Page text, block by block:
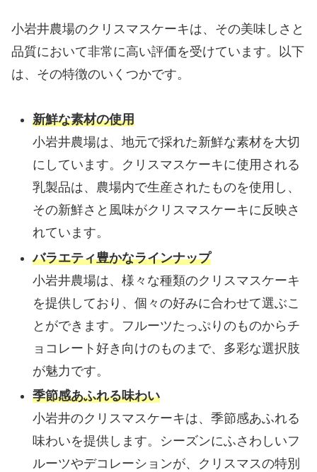
小岩井農場のクリスマスケーキは、その美味しさと
品質において非常に高い評価を受けています。以下
は、その特徴のいくつかです。
新鮮な素材の使用
小岩井農場は、地元で採れた新鮮な素材を大切
にしています。クリスマスケーキに使用される
乳製品は、農場内で生産されたものを使用し、
その新鮮さと風味がクリスマスケーキに反映さ
れています。
バラエティ豊かなラインナップ
小岩井農場は、様々な種類のクリスマスケーキ
を提供しており、個々の好みに合わせて選ぶこ
とができます。フルーツたっぷりのものからチ
ョコレート好き向けのものまで、多彩な選択肢
が魅力です。
季節感あふれる味わい
小岩井のクリスマスケーキは、季節感あふれる
味わいを提供します。シーズンにふさわしいフ
ルーツやデコレーションが、クリスマスの特別